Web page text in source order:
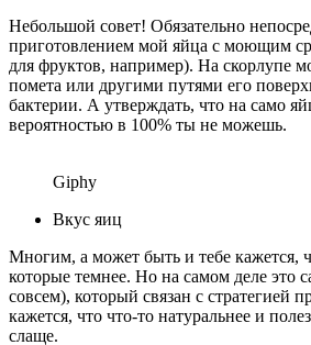
Небольшой совет! Обязательно
приготовлением мой яйца с моющим
для фруктов, например). На скорлупе
помета или другими путями его
бактерии. А утверждать, что на само
вероятностью в 100% ты не можешь.
Giphy
Вкус яиц
Многим, а может быть и тебе кажется,
которые темнее. Но на самом деле это
совсем), который связан с стратегией
кажется, что что-то натуральнее и
слаще.